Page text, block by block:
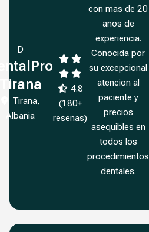
D
Tirana,
Albania
4.8
(180+
resenas)
con mas de 20
anos de
experiencia.
Conocida por
su excepcional
atencion al
paciente y
precios
asequibles en
todos los
procedimientos
dentales.